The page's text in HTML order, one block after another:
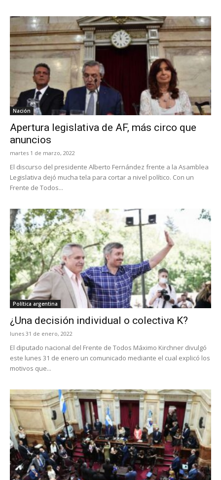
Nación
Apertura legislativa de AF, más circo que
anuncios
martes 1 de marzo, 2022
El discurso del presidente Alberto Fernández frente a la Asamblea
Legislativa dejó mucha tela para cortar a nivel político. Con un
Frente de Todos...
Política argentina
¿Una decisión individual o colectiva K?
lunes 31 de enero, 2022
El diputado nacional del Frente de Todos Máximo Kirchner divulgó
este lunes 31 de enero un comunicado mediante el cual explicó los
motivos que...